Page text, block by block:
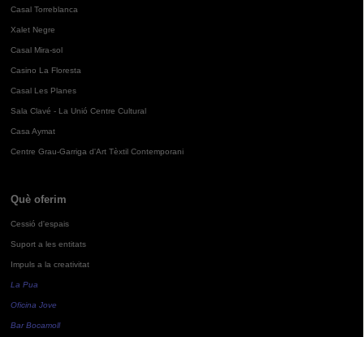
Casal Torreblanca
Xalet Negre
Casal Mira-sol
Casino La Floresta
Casal Les Planes
Sala Clavé - La Unió Centre Cultural
Casa Aymat
Centre Grau-Garriga d'Art Tèxtil Contemporani
Què oferim
Cessió d'espais
Suport a les entitats
Impuls a la creativitat
La Pua
Oficina Jove
Bar Bocamoll